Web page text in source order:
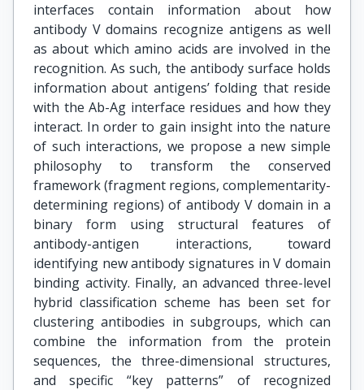
interfaces contain information about how
antibody V domains recognize antigens as well
as about which amino acids are involved in the
recognition. As such, the antibody surface holds
information about antigens’ folding that reside
with the Ab-Ag interface residues and how they
interact. In order to gain insight into the nature
of such interactions, we propose a new simple
philosophy to transform the conserved
framework (fragment regions, complementarity-
determining regions) of antibody V domain in a
binary form using structural features of
antibody-antigen interactions, toward
identifying new antibody signatures in V domain
binding activity. Finally, an advanced three-level
hybrid classification scheme has been set for
clustering antibodies in subgroups, which can
combine the information from the protein
sequences, the three-dimensional structures,
and specific “key patterns” of recognized